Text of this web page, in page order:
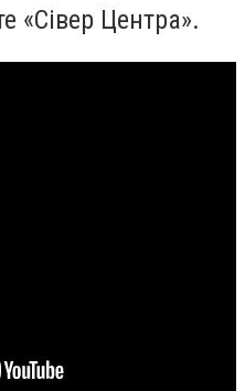
«Сівер Центра».